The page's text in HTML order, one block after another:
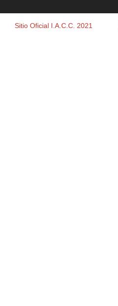
Sitio Oficial I.A.C.C. 2021